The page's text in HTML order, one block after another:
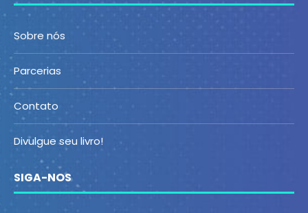
Sobre nós
Parcerias
Contato
Divulgue seu livro!
SIGA-NOS